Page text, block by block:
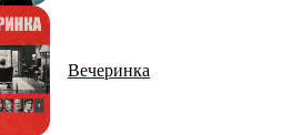
Вечеринка